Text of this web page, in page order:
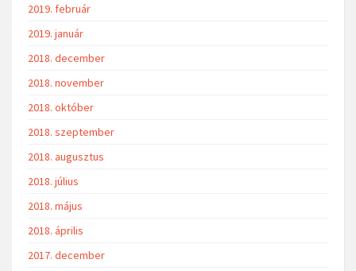
2019. február
2019. január
2018. december
2018. november
2018. október
2018. szeptember
2018. augusztus
2018. július
2018. május
2018. április
2017. december